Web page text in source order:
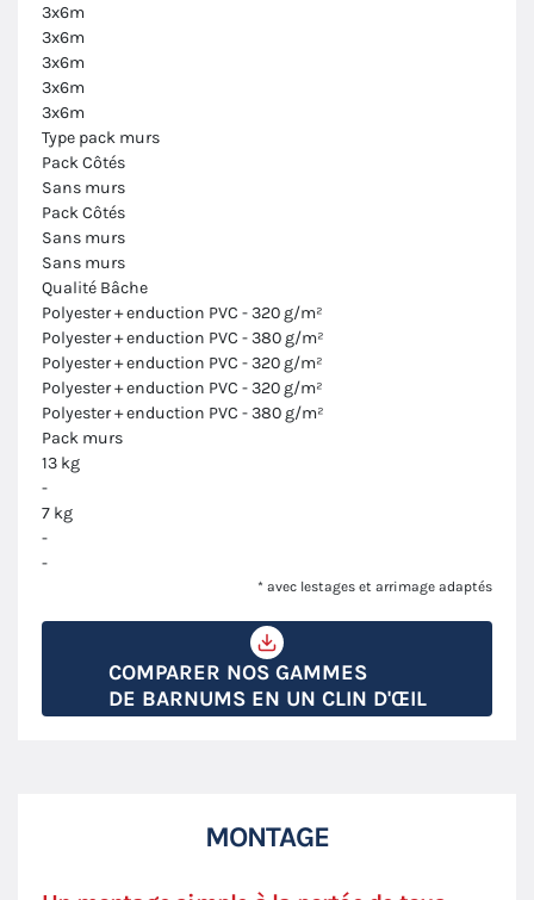
3x6m
3x6m
3x6m
3x6m
3x6m
Type pack murs
Pack Côtés
Sans murs
Pack Côtés
Sans murs
Sans murs
Qualité Bâche
Polyester + enduction PVC - 320 g/m²
Polyester + enduction PVC - 380 g/m²
Polyester + enduction PVC - 320 g/m²
Polyester + enduction PVC - 320 g/m²
Polyester + enduction PVC - 380 g/m²
Pack murs
13 kg
-
7 kg
-
-
* avec lestages et arrimage adaptés
COMPARER NOS GAMMES
DE BARNUMS EN UN CLIN D'ŒIL
MONTAGE